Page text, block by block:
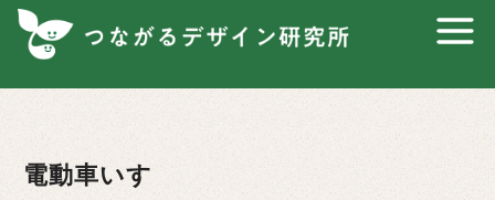
電動車いす